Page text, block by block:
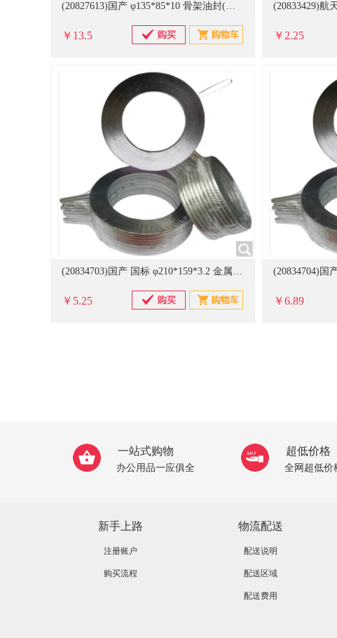
(20827613)国产 φ135*85*10 骨架油封(单位：套)
￥13.5 ￥2.25
(20834703)国产 国标 φ210*159*3.2 金属缠绕垫(单位：片)
￥5.25 ￥6.89
一站式购物
办公用品一应俱全
超低价格
全网超低价
新手上路
注册账户
购买流程
物流配送
配送说明
配送区域
配送费用